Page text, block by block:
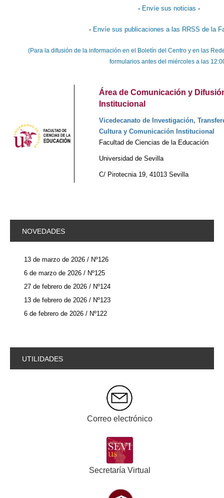
- Envíe sus noticias -
- Envíe sus publicaciones a las RRSS de la
(Para la difusión de la información en el Boletín del Centro y en las
formularios antes del miércoles a las
Área de Comunicación y
Institucional
Vicedecanato de Investigación,
Cultura y Comunicación Institucional
Facultad de Ciencias de la Educación
Universidad de Sevilla
C/ Pirotecnia 19, 41013 Sevilla
NOVEDADES
13 de marzo de 2026 / Nº126
6 de marzo de 2026 / Nº125
27 de febrero de 2026 / Nº124
13 de febrero de 2026 / Nº123
6 de febrero de 2026 / Nº122
UTILIDADES
Correo electrónico
Secretaría Virtual